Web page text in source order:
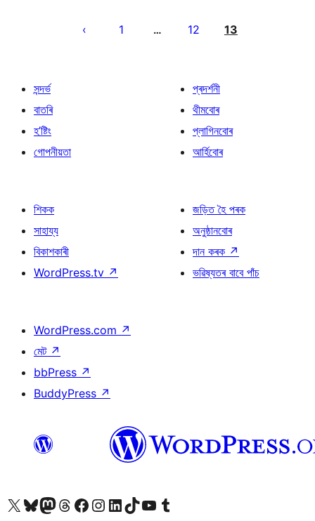
পৃষ্ঠাকৰণ
1 … 12 13
সন্দৰ্ভ
বাতৰি
হ’ষ্টিং
গোপনীয়তা
প্ৰদৰ্শনী
থীমবোৰ
প্লাগিনবোৰ
আৰ্হিবোৰ
শিকক
সাহায্য
বিকাশকাৰী
WordPress.tv ↗
জড়িত হৈ পৰক
অনুষ্ঠানবোৰ
দান কৰক ↗
ভৱিষ্যতৰ বাবে পাঁচ
WordPress.com ↗
মেট ↗
bbPress ↗
BuddyPress ↗
আমাৰ X (আগৰ Twitter) একাউণ্টলৈ যাওকআমাৰ Bluesky একাউণ্টলৈ যাওকআমাৰ Mastodon একাউণ্টলৈ যাওকআমাৰ Threads একাউণ্টলৈ যাওকআমাৰ Facebook পৃষ্ঠালৈ যাওকআমাৰ Instagram একাউণ্টলৈ যাওকআমাৰ LinkedIn একাউণ্টলৈ যাওকআমাৰ TikTok একাউণ্টলৈ যাওকআমাৰ YouTube চেনেললৈ যাওকআমাৰ Tumblr একাউণ্টলৈ যাওক